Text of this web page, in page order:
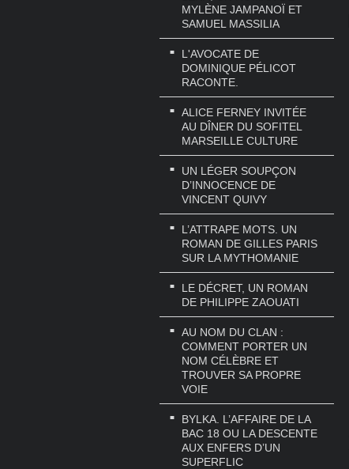
MYLÈNE JAMPANOÏ ET
SAMUEL MASSILIA
L'AVOCATE DE
DOMINIQUE PÉLICOT
RACONTE.
ALICE FERNEY INVITÉE
AU DÎNER DU SOFITEL
MARSEILLE CULTURE
UN LÉGER SOUPÇON
D’INNOCENCE DE
VINCENT QUIVY
L’ATTRAPE MOTS. UN
ROMAN DE GILLES PARIS
SUR LA MYTHOMANIE
LE DÉCRET, UN ROMAN
DE PHILIPPE ZAOUATI
AU NOM DU CLAN :
COMMENT PORTER UN
NOM CÉLÈBRE ET
TROUVER SA PROPRE
VOIE
BYLKA. L’AFFAIRE DE LA
BAC 18 OU LA DESCENTE
AUX ENFERS D’UN
SUPERFLIC